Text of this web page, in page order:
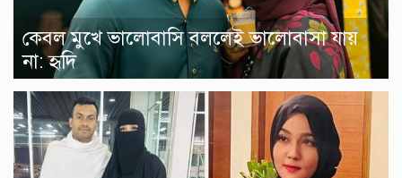
কেবল মুখে ভালোবাসি বললেই ভালোবাসা যায়
না: হৃদি